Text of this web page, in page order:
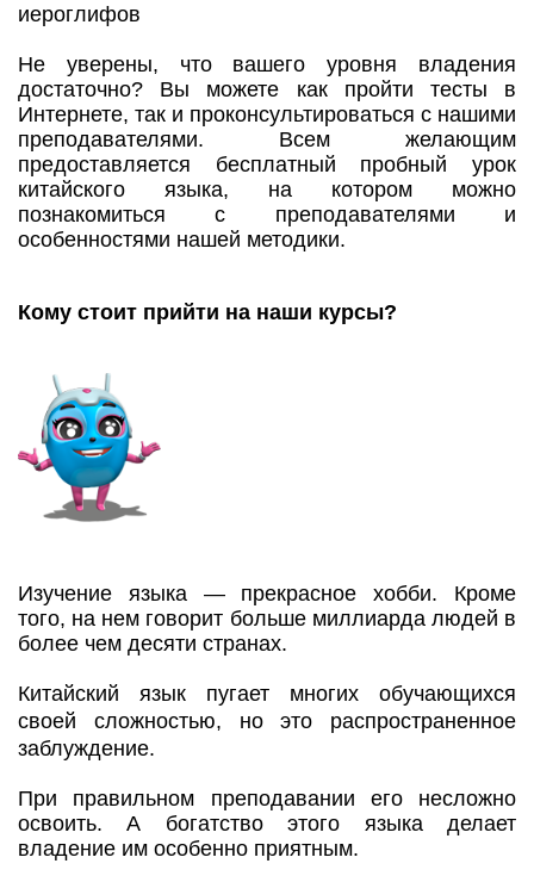
иероглифов
Не уверены, что вашего уровня владения
достаточно? Вы можете как пройти тесты в
Интернете, так и проконсультироваться с нашими
преподавателями. Всем желающим
предоставляется бесплатный пробный урок
китайского языка, на котором можно
познакомиться с преподавателями и
особенностями нашей методики.
Кому стоит прийти на наши курсы?
Изучение языка — прекрасное хобби. Кроме
того, на нем говорит больше миллиарда людей в
более чем десяти странах.
Китайский язык пугает многих обучающихся
своей сложностью, но это распространенное
заблуждение.
При правильном преподавании его несложно
освоить. А богатство этого языка делает
владение им особенно приятным.